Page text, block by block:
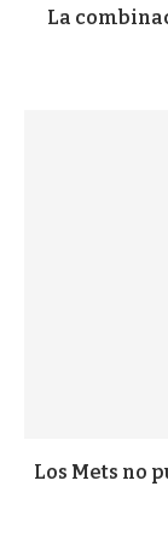
La
Los Mets no